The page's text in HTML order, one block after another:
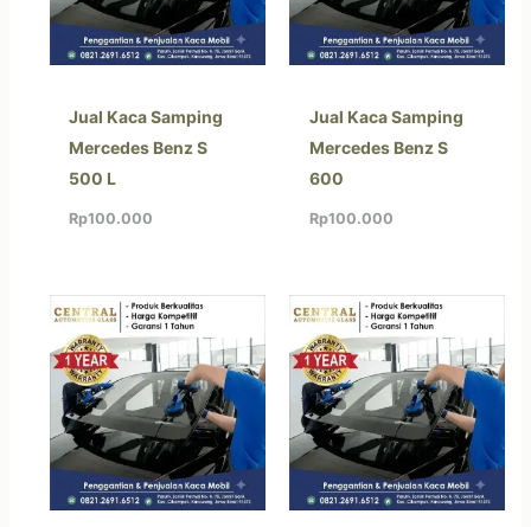
Jual Kaca Samping
Mercedes Benz S
500 L
Rp100.000
Jual Kaca Samping
Mercedes Benz S
600
Rp100.000